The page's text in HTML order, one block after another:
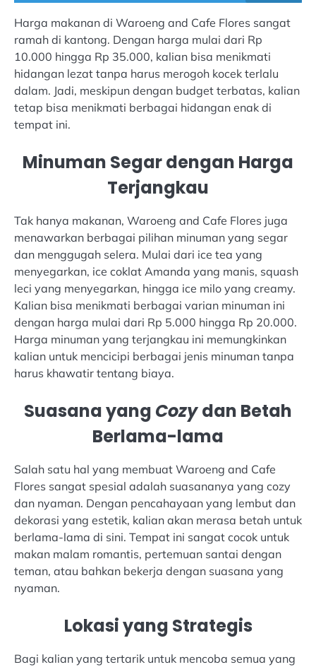
Harga makanan di Waroeng and Cafe Flores sangat
ramah di kantong. Dengan harga mulai dari Rp
10.000 hingga Rp 35.000, kalian bisa menikmati
hidangan lezat tanpa harus merogoh kocek terlalu
dalam. Jadi, meskipun dengan budget terbatas, kalian
tetap bisa menikmati berbagai hidangan enak di
tempat ini.
Minuman Segar dengan Harga
Terjangkau
Tak hanya makanan, Waroeng and Cafe Flores juga
menawarkan berbagai pilihan minuman yang segar
dan menggugah selera. Mulai dari ice tea yang
menyegarkan, ice coklat Amanda yang manis, squash
leci yang menyegarkan, hingga ice milo yang creamy.
Kalian bisa menikmati berbagai varian minuman ini
dengan harga mulai dari Rp 5.000 hingga Rp 20.000.
Harga minuman yang terjangkau ini memungkinkan
kalian untuk mencicipi berbagai jenis minuman tanpa
harus khawatir tentang biaya.
Suasana yang Cozydan Betah
Berlama-lama
Salah satu hal yang membuat Waroeng and Cafe
Flores sangat spesial adalah suasananya yang cozy
dan nyaman. Dengan pencahayaan yang lembut dan
dekorasi yang estetik, kalian akan merasa betah untuk
berlama-lama di sini. Tempat ini sangat cocok untuk
makan malam romantis, pertemuan santai dengan
teman, atau bahkan bekerja dengan suasana yang
nyaman.
Lokasi yang Strategis
Bagi kalian yang tertarik untuk mencoba semua yang